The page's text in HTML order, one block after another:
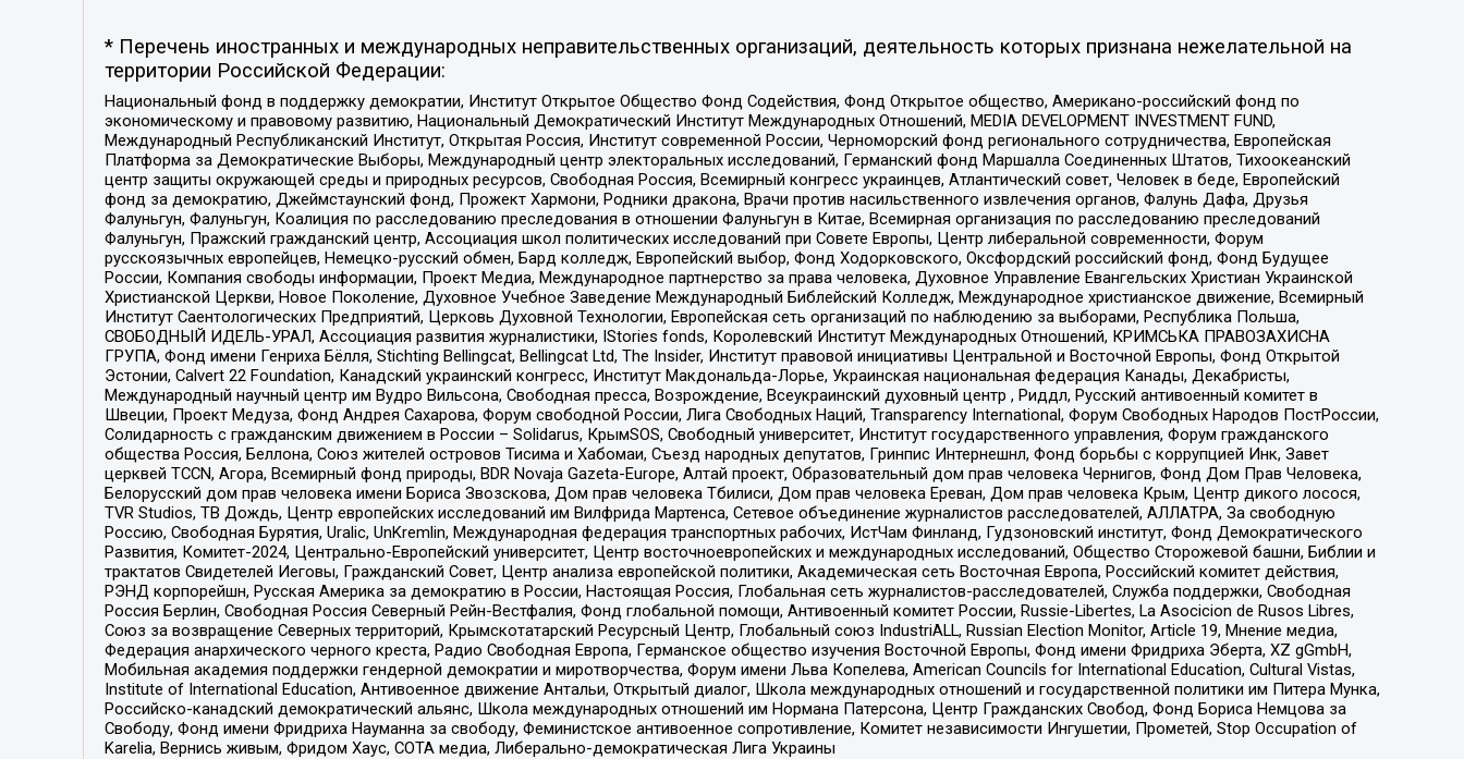
* Перечень иностранных и международных неправительственных организаций, деятельность которых признана нежелательной на
территории Российской Федерации:
Национальный фонд в поддержку демократии, Институт Открытое Общество Фонд Содействия, Фонд Открытое общество, Американо-российский фонд по
экономическому и правовому развитию, Национальный Демократический Институт Международных Отношений, MEDIA DEVELOPMENT INVESTMENT FUND,
Международный Республиканский Институт, Открытая Россия, Институт современной России, Черноморский фонд регионального сотрудничества, Европейская
Платформа за Демократические Выборы, Международный центр электоральных исследований, Германский фонд Маршалла Соединенных Штатов, Тихоокеанский
центр защиты окружающей среды и природных ресурсов, Свободная Россия, Всемирный конгресс украинцев, Атлантический совет, Человек в беде, Европейский
фонд за демократию, Джеймстаунский фонд, Прожект Хармони, Родники дракона, Врачи против насильственного извлечения органов, Фалунь Дафа, Друзья
Фалуньгун, Фалуньгун, Коалиция по расследованию преследования в отношении Фалуньгун в Китае, Всемирная организация по расследованию преследований
Фалуньгун, Пражский гражданский центр, Ассоциация школ политических исследований при Совете Европы, Центр либеральной современности, Форум
русскоязычных европейцев, Немецко-русский обмен, Бард колледж, Европейский выбор, Фонд Ходорковского, Оксфордский российский фонд, Фонд Будущее
России, Компания свободы информации, Проект Медиа, Международное партнерство за права человека, Духовное Управление Евангельских Христиан Украинской
Христианской Церкви, Новое Поколение, Духовное Учебное Заведение Международный Библейский Колледж, Международное христианское движение, Всемирный
Институт Саентологических Предприятий, Церковь Духовной Технологии, Европейская сеть организаций по наблюдению за выборами, Республика Польша,
СВОБОДНЫЙ ИДЕЛЬ-УРАЛ, Ассоциация развития журналистики, IStories fonds, Королевский Институт Международных Отношений, КРИМСЬКА ПРАВОЗАХИСНА
ГРУПА, Фонд имени Генриха Бёлля, Stichting Bellingcat, Bellingcat Ltd, The Insider, Институт правовой инициативы Центральной и Восточной Европы, Фонд Открытой
Эстонии, Calvert 22 Foundation, Канадский украинский конгресс, Институт Макдональда-Лорье, Украинская национальная федерация Канады, Декабристы,
Международный научный центр им Вудро Вильсона, Свободная пресса, Возрождение, Всеукраинский духовный центр , Риддл, Русский антивоенный комитет в
Швеции, Проект Медуза, Фонд Андрея Сахарова, Форум свободной России, Лига Свободных Наций, Transparеncy International, Форум Свободных Народов ПостРоссии,
Солидарность с гражданским движением в России – Solidarus, КрымSOS, Свободный университет, Институт государственного управления, Форум гражданского
общества Россия, Беллона, Союз жителей островов Тисима и Хабомаи, Съезд народных депутатов, Гринпис Интернешнл, Фонд борьбы с коррупцией Инк, Завет
церквей TCCN, Агора, Всемирный фонд природы, BDR Novaja Gazeta-Europe, Алтай проект, Образовательный дом прав человека Чернигов, Фонд Дом Прав Человека,
Белорусский дом прав человека имени Бориса Звозскова, Дом прав человека Тбилиси, Дом прав человека Ереван, Дом прав человека Крым, Центр дикого лосося,
TVR Studios, ТВ Дождь, Центр европейских исследований им Вилфрида Мартенса, Сетевое объединение журналистов расследователей, АЛЛАТРА, За свободную
Россию, Свободная Бурятия, Uralic, UnKremlin, Международная федерация транспортных рабочих, ИстЧам Финланд, Гудзоновский институт, Фонд Демократического
Развития, Комитет-2024, Центрально-Европейский университет, Центр восточноевропейских и международных исследований, Общество Сторожевой башни, Библии и
трактатов Свидетелей Иеговы, Гражданский Совет, Центр анализа европейской политики, Академическая сеть Восточная Европа, Российский комитет действия,
РЭНД корпорейшн, Русская Америка за демократию в России, Настоящая Россия, Глобальная сеть журналистов-расследователей, Служба поддержки, Свободная
Россия Берлин, Свободная Россия Северный Рейн-Вестфалия, Фонд глобальной помощи, Антивоенный комитет России, Russie-Libertes, La Asocicion de Rusos Libres,
Союз за возвращение Северных территорий, Крымскотатарский Ресурсный Центр, Глобальный союз IndustriALL, Russian Election Monitor, Article 19, Мнение медиа,
Федерация анархического черного креста, Радио Свободная Европа, Германское общество изучения Восточной Европы, Фонд имени Фридриха Эберта, XZ gGmbH,
Мобильная академия поддержки гендерной демократии и миротворчества, Форум имени Льва Копелева, American Councils for International Education, Cultural Vistas,
Institute of International Education, Антивоенное движение Антальи, Открытый диалог, Школа международных отношений и государственной политики им Питера Мунка,
Российско-канадский демократический альянс, Школа международных отношений им Нормана Патерсона, Центр Гражданских Свобод, Фонд Бориса Немцова за
Свободу, Фонд имени Фридриха Науманна за свободу, Феминистское антивоенное сопротивление, Комитет независимости Ингушетии, Прометей, Stop Occupation of
Karelia, Вернись живым, Фридом Хаус, СОТА медиа, Либерально-демократическая Лига Украины